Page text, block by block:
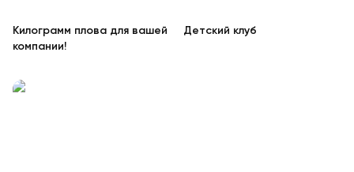
Килограмм плова для вашей
компании!
Детский клуб